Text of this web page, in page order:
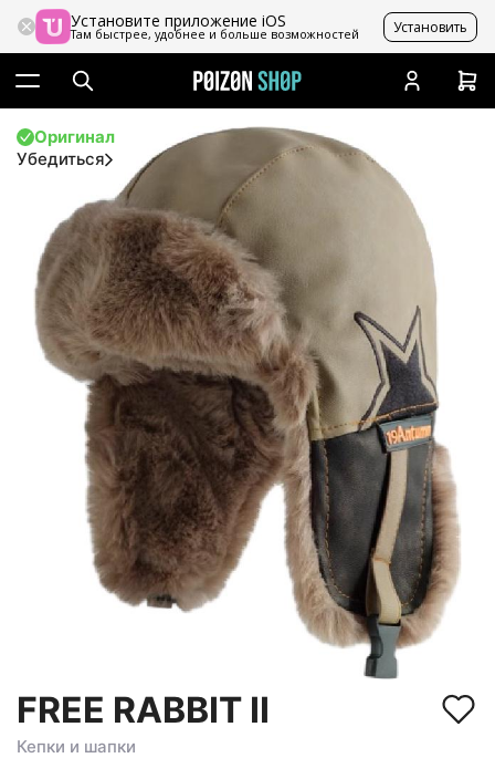
Установите приложение iOS
Там быстрее, удобнее и больше возможностей Установить
Оригинал
Убедиться
FREE RABBIT II
Кепки и шапки